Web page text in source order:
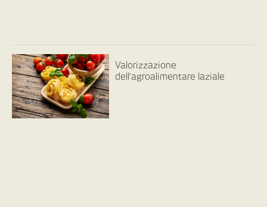
Valorizzazione
dell’agroalimentare laziale